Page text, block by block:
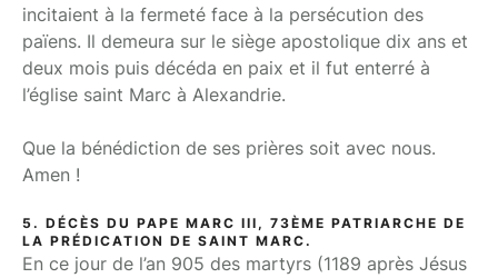
incitaient à la fermeté face à la persécution des
païens. Il demeura sur le siège apostolique dix ans et
deux mois puis décéda en paix et il fut enterré à
l’église saint Marc à Alexandrie.
Que la bénédiction de ses prières soit avec nous.
Amen !
5. DÉCÈS DU PAPE MARC III, 73ÈME PATRIARCHE DE
LA PRÉDICATION DE SAINT MARC.
En ce jour de l’an 905 des martyrs (1189 après Jésus